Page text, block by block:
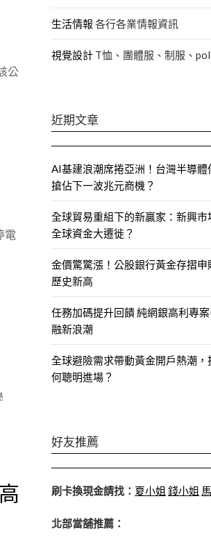
公
電
生活情報 各行各業情報資訊
視覺設計 T恤、團體服、制服、
近期文章
AI基建浪潮席捲亞洲！台灣半導體
搶佔下一波兆元商機？
全球貿易重組下的新贏家：新興市
全球資金大遷徙？
金價驚驚漲！公股銀行黃金存摺申
歷史新高
任務加碼提升回饋 純網銀高利專
融新浪潮
全球避險需求帶動黃金開戶熱潮，
何聰明進場？
好友推薦
刷卡換現金請找： 夏小姐 錢小姐
北部當舖推薦：